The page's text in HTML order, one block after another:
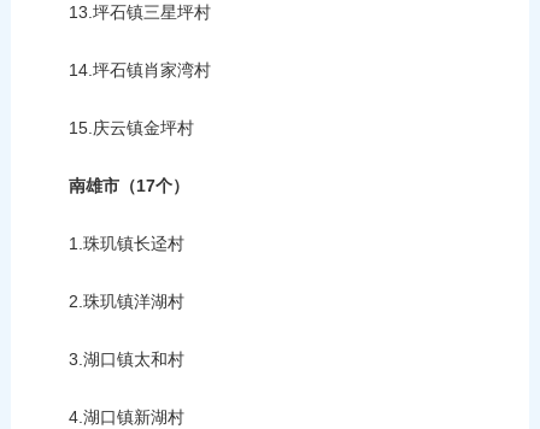
13.坪石镇三星坪村
14.坪石镇肖家湾村
15.庆云镇金坪村
南雄市（17个）
1.珠玑镇长迳村
2.珠玑镇洋湖村
3.湖口镇太和村
4.湖口镇新湖村